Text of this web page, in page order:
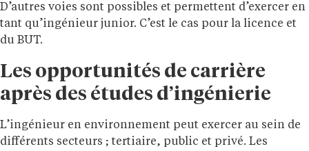
D’autres voies sont possibles et permettent d’exercer en
tant qu’ingénieur junior. C’est le cas pour la licence et
du BUT.
Les opportunités de carrière
après des études d’ingénierie
L’ingénieur en environnement peut exercer au sein de
différents secteurs ; tertiaire, public et privé. Les